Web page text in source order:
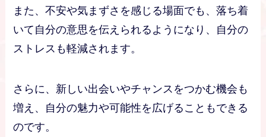
また、不安や気まずさを感じる場面でも、落ち着
いて自分の意思を伝えられるようになり、自分の
ストレスも軽減されます。
さらに、新しい出会いやチャンスをつかむ機会も
増え、自分の魅力や可能性を広げることもできる
のです。